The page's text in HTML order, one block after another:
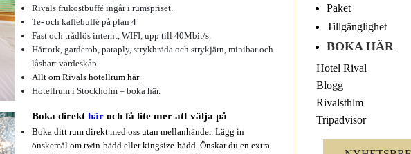
Rivals frukostbuffé ingår i rumspriset.
Te- och kaffebuffé på plan 4
Fast och trådlös internt, WIFI, upp till 40Mbit/s.
Hårtork, garderob, paraply, strykbräda och strykjärn, minibar och
låsbart värdeskåp
Allt om Rivals hotellrum här
Hotellrum i Stockholm – boka här.
Boka direkt här och få lite mer att välja på
Boka ditt rum direkt med oss utan mellanhänder. Lägg in
önskemål om twin-bädd eller kingsize-bädd. Önskar du en extra
Paket
Tillgänglighet
BOKA HÄR
Hotel Rival
Blogg
Rivalsthlm
Tripadvisor